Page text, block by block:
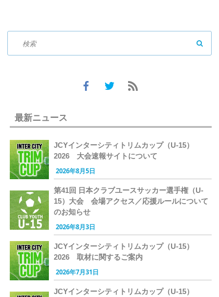
最新ニュース
JCYインターシティトリムカップ（U-15）
2026 大会速報サイトについて
2026年8月5日
第41回 日本クラブユースサッカー選手権（U-
15）大会 会場アクセス／応援ルールについて
のお知らせ
2026年8月3日
JCYインターシティトリムカップ（U-15）
2026 取材に関するご案内
2026年7月31日
JCYインターシティトリムカップ（U-15）